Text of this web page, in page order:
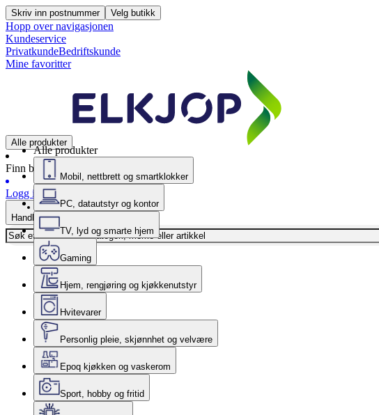
Skriv inn postnummer Velg butikk
Hopp over navigasjonen
Kundeservice
PrivatkundeBedriftskunde
Mine favoritter
Alle produkter
Finn butikk
Logg inn
Handlekurv
Alle produkter
Mobil, nettbrett og smartklokker
PC, datautstyr og kontor
TV, lyd og smarte hjem
Gaming
Hjem, rengjøring og kjøkkenutstyr
Hvitevarer
Personlig pleie, skjønnhet og velvære
Epoq kjøkken og vaskerom
Sport, hobby og fritid